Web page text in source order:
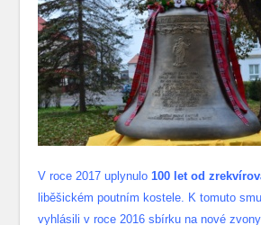
V roce 2017 uplynulo 100 let od
liběšickém poutním kostele. K tomuto
vyhlásili v roce 2016 sbírku na nové